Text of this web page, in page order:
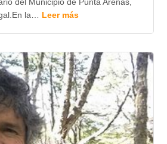
del Municipio de Punta Arenas,
la… Leer más